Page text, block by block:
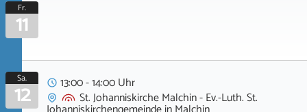
Fr.
11
Sa.
12
13:00 - 14:00 Uhr
St. Johanniskirche Malchin - Ev.-Luth. St.